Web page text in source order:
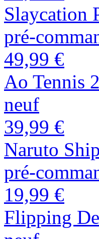
Slaycation
pré-
49,99 €
Ao Tennis 2
neuf
39,99 €
Naruto
pré-
19,99 €
Flipping